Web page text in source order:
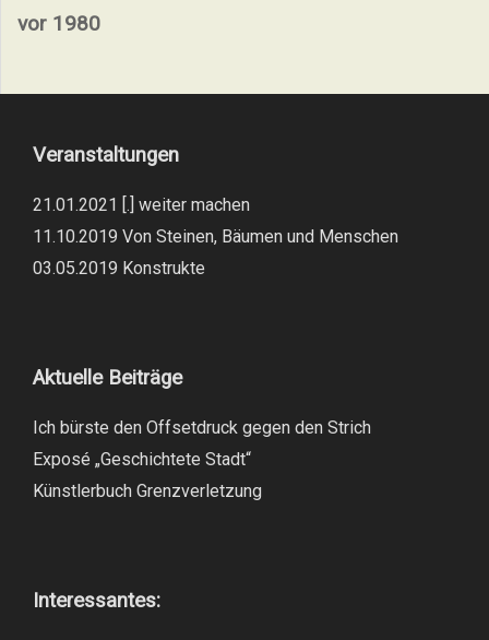
vor 1980
Veranstaltungen
21.01.2021 [.] weiter machen
11.10.2019 Von Steinen, Bäumen und Menschen
03.05.2019 Konstrukte
Aktuelle Beiträge
Ich bürste den Offsetdruck gegen den Strich
Exposé „Geschichtete Stadt“
Künstlerbuch Grenzverletzung
Interessantes: